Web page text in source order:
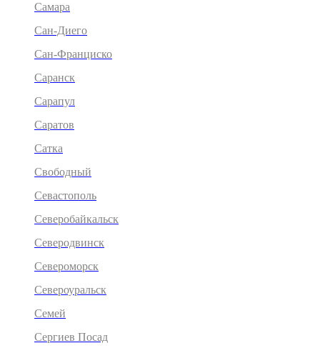
Самара
Сан-Диего
Сан-Франциско
Саранск
Сарапул
Саратов
Сатка
Свободный
Севастополь
Северобайкальск
Северодвинск
Североморск
Североуральск
Семей
Сергиев Посад